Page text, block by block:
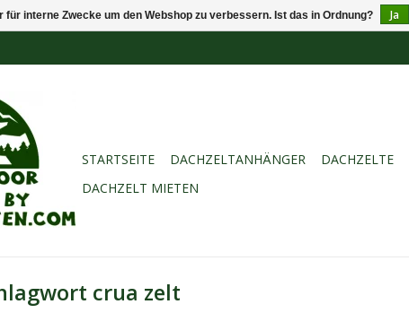
STARTSEITE DACHZELTANHÄNGER DACHZELTE
DACHZELT MIETEN
crua zelt
für interne Zwecke um den Webshop zu verbessern. Ist das in Ordnung? Ja